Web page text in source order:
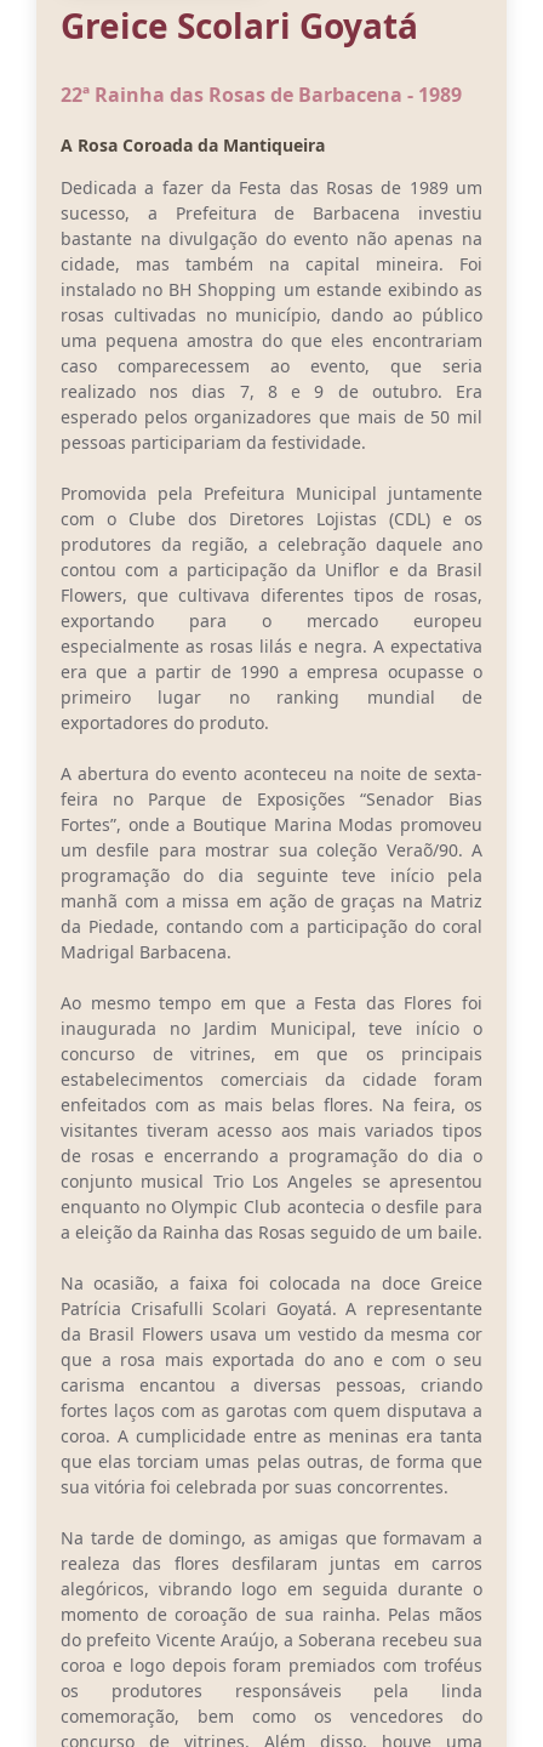
E-SUS
Conta de água (SAS)
Cultura
PNAB 2026 - Ciclo 2
Revistas
Intranet
Plano Diretor e Mobilidade Urbana
3º Jornada Empreendedora BQ
Emprega Barbacena
Plano Municipal de Saneamento Básico
Regularização de bairros
Carta de Serviços
Arquivos para Download
Legislação
Telefones Úteis
Transparência
Greice Scolari Goyatá
22ª Rainha das Rosas de Barbacena - 1989
A Rosa Coroada da Mantiqueira
Dedicada a fazer da Festa das Rosas de 1989 um
sucesso, a Prefeitura de Barbacena investiu
bastante na divulgação do evento não apenas na
cidade, mas também na capital mineira. Foi
instalado no BH Shopping um estande exibindo as
rosas cultivadas no município, dando ao público
uma pequena amostra do que eles encontrariam
caso comparecessem ao evento, que seria
realizado nos dias 7, 8 e 9 de outubro. Era
esperado pelos organizadores que mais de 50 mil
pessoas participariam da festividade.
Promovida pela Prefeitura Municipal juntamente
com o Clube dos Diretores Lojistas (CDL) e os
produtores da região, a celebração daquele ano
contou com a participação da Uniflor e da Brasil
Flowers, que cultivava diferentes tipos de rosas,
exportando para o mercado europeu
especialmente as rosas lilás e negra. A expectativa
era que a partir de 1990 a empresa ocupasse o
primeiro lugar no ranking mundial de
exportadores do produto.
A abertura do evento aconteceu na noite de sexta-
feira no Parque de Exposições “Senador Bias
Fortes”, onde a Boutique Marina Modas promoveu
um desfile para mostrar sua coleção Veraõ/90. A
programação do dia seguinte teve início pela
manhã com a missa em ação de graças na Matriz
da Piedade, contando com a participação do coral
Madrigal Barbacena.
Ao mesmo tempo em que a Festa das Flores foi
inaugurada no Jardim Municipal, teve início o
concurso de vitrines, em que os principais
estabelecimentos comerciais da cidade foram
enfeitados com as mais belas flores. Na feira, os
visitantes tiveram acesso aos mais variados tipos
de rosas e encerrando a programação do dia o
conjunto musical Trio Los Angeles se apresentou
enquanto no Olympic Club acontecia o desfile para
a eleição da Rainha das Rosas seguido de um baile.
Na ocasião, a faixa foi colocada na doce Greice
Patrícia Crisafulli Scolari Goyatá. A representante
da Brasil Flowers usava um vestido da mesma cor
que a rosa mais exportada do ano e com o seu
carisma encantou a diversas pessoas, criando
fortes laços com as garotas com quem disputava a
coroa. A cumplicidade entre as meninas era tanta
que elas torciam umas pelas outras, de forma que
sua vitória foi celebrada por suas concorrentes.
Na tarde de domingo, as amigas que formavam a
realeza das flores desfilaram juntas em carros
alegóricos, vibrando logo em seguida durante o
momento de coroação de sua rainha. Pelas mãos
do prefeito Vicente Araújo, a Soberana recebeu sua
coroa e logo depois foram premiados com troféus
os produtores responsáveis pela linda
comemoração, bem como os vencedores do
concurso de vitrines. Além disso, houve uma